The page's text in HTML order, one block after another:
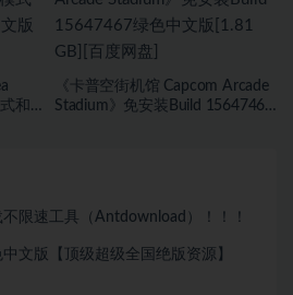
和
《卡普空街机馆 Capcom Arcade
Stadium》免安装Build 15647467
限速工具（Antdownload）！！！
中文版【顶级超级全国绝版资源】